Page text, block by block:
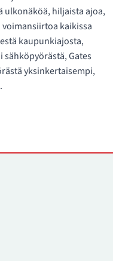
ulkonäköä, hiljaista ajoa,
kaikissa
kaupunkiajosta,
Gates
yksinkertaisempi,